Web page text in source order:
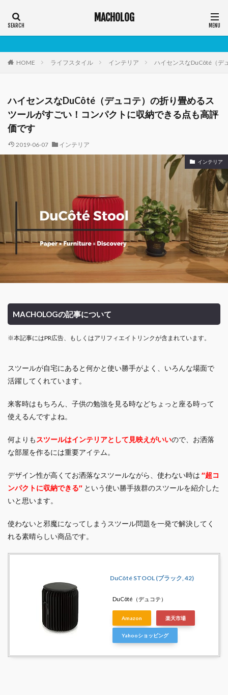
MACHOLOG
HOME ライフスタイル インテリア ハイセンスなDuCôté（デ
ハイセンスなDuCôté（デュコテ）の折り畳めるス
ツールがすごい！コンパクトに収納できる点も高評
価です
2019-06-07 インテリア
インテリア
MACHOLOGの記事について
※本記事にはPR広告、もしくはアリフィエイトリンクが含まれています。
スツールが自宅にあると何かと使い勝手がよく、いろんな場面で
活躍してくれています。
来客時はもちろん、子供の勉強を見る時などちょっと座る時って
使えるんですよね。
何よりも スツールはインテリアとして見映えがいいので、お洒落
な部屋を作るには重要アイテム。
デザイン性が高くてお洒落なスツールながら、使わない時は ″超コ
ンパクトに収納できる″ という使い勝手抜群のスツールを紹介した
いと思います。
使わないと邪魔になってしまうスツール問題を一発で解決してく
れる素晴らしい商品です。
DuCôté STOOL (ブラック, 42)
DuCôté（デュコテ）
Amazon 楽天市場
Yahooショッピング